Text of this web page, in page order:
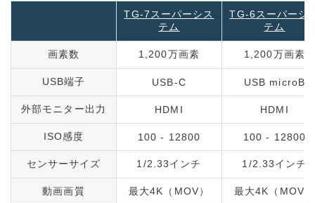
TG-7スーパーシス
テム
TG-6スーパーシ
テム
画素数 1,200万画素 1,200万画素
USB端子 USB-C USB microB
外部モニター出力 HDMI HDMI
ISO感度 100 - 12800 100 - 12800
センサーサイズ 1/2.33インチ 1/2.33インチ
動画画質 最大4K（MOV） 最大4K（MOV）